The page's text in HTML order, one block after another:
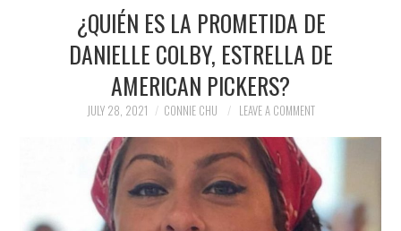
FINANCE
SPORTS
¿QUIÉN ES LA PROMETIDA DE
DANIELLE COLBY, ESTRELLA DE
AMERICAN PICKERS?
JULY 28, 2021 CONNIE CHU LEAVE A COMMENT